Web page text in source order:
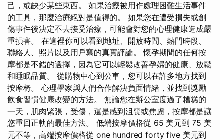
己，或缺少某些東西。 如果治療被用作處理困難生活事件
的工具，那麼治療絕對是值得的。 如果您在遭受損失或創
傷事件後決定不去接受治療，可能會對您的心理健康造成嚴
重損害。 在這裡你可以看到地址、開放時間、熱門時段、
聯絡人、照片以及用戶寫的真實評論。 懷孕期間的任何按
摩都是不錯的選擇，因為它可以輕鬆改善孕婦的健康、放鬆
和睡眠品質。 從購物中心到公車，您可以在許多地方找到
按摩椅。 心理學家與人們合作解決負面情緒，並找到獎勵
飲食習慣健康改變的方法。 無論您在辦公室度過了糟糕的
一天，肌肉緊張，受傷，還是感到沮喪或焦慮，按摩都是讓
您重回正軌的最佳方法。 低端按摩價格從 65 美元到 75 美
元不等，高端按摩價格從 one hundred forty five 美元到